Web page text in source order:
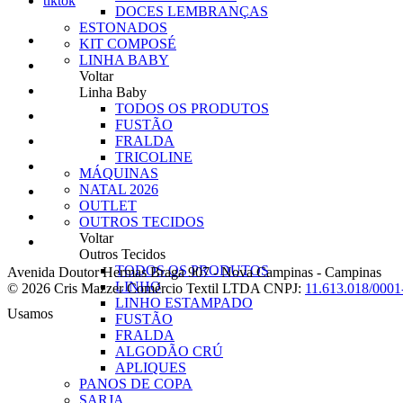
DOCES LEMBRANÇAS
ESTONADOS
KIT COMPOSÉ
LINHA BABY
Voltar
Linha Baby
TODOS OS PRODUTOS
FUSTÃO
FRALDA
TRICOLINE
MÁQUINAS
NATAL 2026
OUTLET
OUTROS TECIDOS
Voltar
Outros Tecidos
TODOS OS PRODUTOS
LINHO
LINHO ESTAMPADO
FUSTÃO
FRALDA
ALGODÃO CRÚ
APLIQUES
PANOS DE COPA
SARJA
Avenida Doutor Hermas Braga 907-Nova Campinas - Campinas
© 2026 Cris Mazzer Comércio Textil LTDA CNPJ: 11.613.018/
Usamos